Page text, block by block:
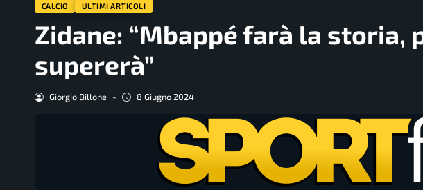
CALCIO ULTIMI ARTICOLI
Zidane: “Mbappé farà la storia,
supererà”
Giorgio Billone - 8 Giugno 2024